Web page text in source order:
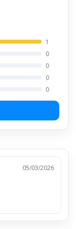
1
0
0
0
0
05/03/2026